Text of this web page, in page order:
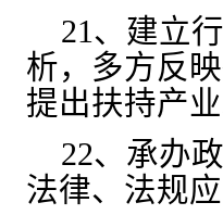
21、 建立
析，多方反
提出扶持产
22、 承办
法律、法规